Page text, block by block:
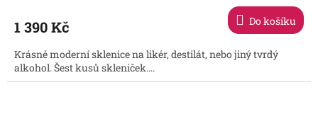
1 390 Kč Do košíku
Krásné moderní sklenice na likér, destilát, nebo jiný tvrdý
alkohol. Šest kusů skleniček....